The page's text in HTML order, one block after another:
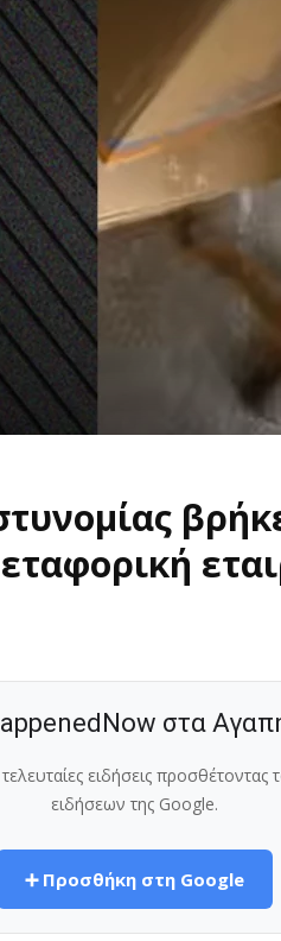
στα
ειδήσεις
ειδήσεων της Google.
➕ Προσθήκη στη Google